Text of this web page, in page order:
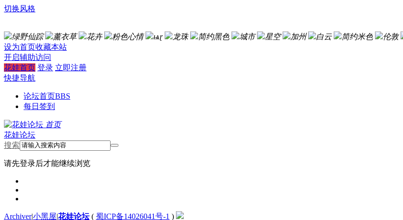
切换风格
绿野仙踪 薰衣草 花卉 粉色心情 ѩɽ 龙珠 简约黑色 城市 星空 加州 白云 简约米色 伦敦
设为首页收藏本站
开启辅助访问
花娃首页 登录 立即注册
快捷导航
论坛首页BBS
每日签到
首页
花娃论坛
搜索
请先登录后才能继续浏览
Archiver|小黑屋|花娃论坛( 蜀ICP备14026041号-1 )